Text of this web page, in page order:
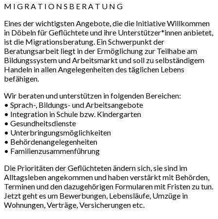
M I G R A T I O N S B E R A T U N G
Eines der wichtigsten Angebote, die die Initiative Willkommen
in Döbeln für Geflüchtete und ihre Unterstützer*innen anbietet,
ist die Migrationsberatung. Ein Schwerpunkt der
Beratungsarbeit liegt in der Ermöglichung zur Teilhabe am
Bildungssystem und Arbeitsmarkt und soll zu selbständigem
Handeln in allen Angelegenheiten des täglichen Lebens
befähigen.
Wir beraten und unterstützen in folgenden Bereichen:
• Sprach-, Bildungs- und Arbeitsangebote
• Integration in Schule bzw. Kindergarten
• Gesundheitsdienste
• Unterbringungsmöglichkeiten
• Behördenangelegenheiten
• Familienzusammenführung
Die Prioritäten der Geflüchteten ändern sich, sie sind im
Alltagsleben angekommen und haben verstärkt mit Behörden,
Terminen und den dazugehörigen Formularen mit Fristen zu tun.
Jetzt geht es um Bewerbungen, Lebensläufe, Umzüge in
Wohnungen, Verträge, Versicherungen etc.